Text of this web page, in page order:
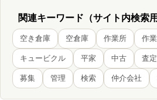
関連キーワード（サイト内検索用
空き倉庫 空倉庫 作業所 作
キュービクル 平家 中古 査定
募集 管理 検索 仲介会社